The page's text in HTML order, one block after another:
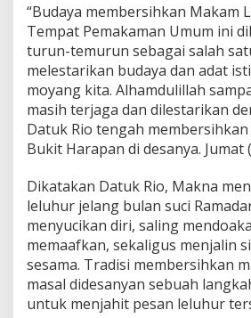
“Budaya membersihkan Makam
Tempat Pemakaman Umum ini
turun-temurun sebagai salah
melestarikan budaya dan adat
moyang kita. Alhamdulillah
masih terjaga dan dilestarikan
Datuk Rio tengah membersihkan
Bukit Harapan di desanya. Jumat
Dikatakan Datuk Rio, Makna
leluhur jelang bulan suci
menyucikan diri, saling
memaafkan, sekaligus menjalin
sesama. Tradisi membersihkan
masal didesanyan sebuah
untuk menjahit pesan leluhur